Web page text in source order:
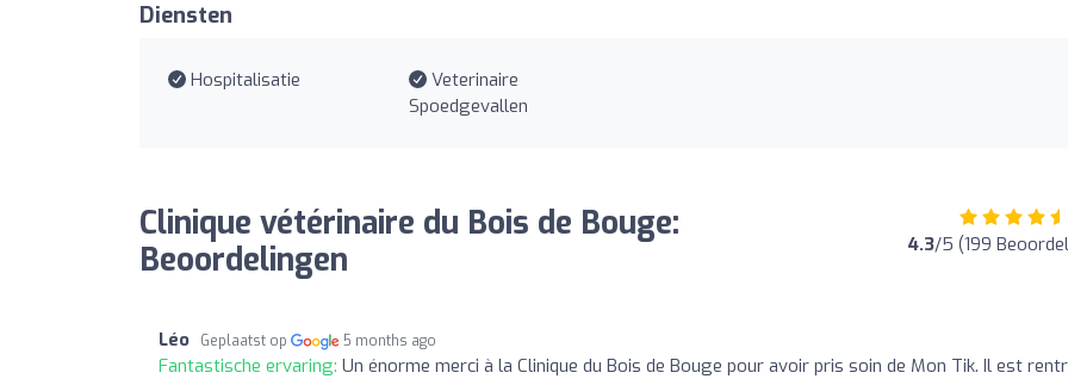
Diensten
Hospitalisatie
Veterinaire
Spoedgevallen
Clinique vétérinaire du Bois de Bouge:
Beoordelingen
4.3/5 (199
Léo Geplaatst op 5 months ago
Fantastische ervaring: Un énorme merci à la Clinique du Bois de Bouge pour avoir pris soin de Mon Tik. Il est